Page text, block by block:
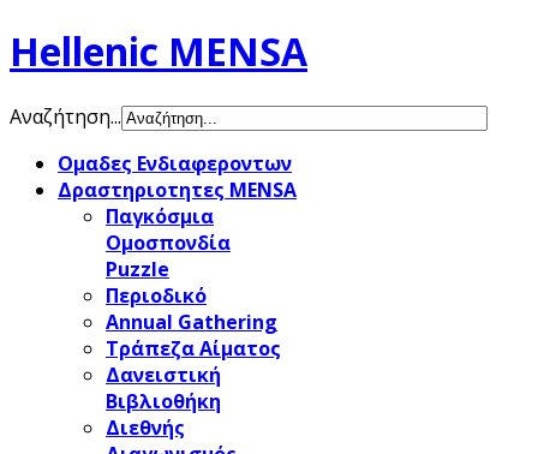
Hellenic MENSA
Αναζήτηση...
Ομαδες Ενδιαφεροντων
Δραστηριοτητες MENSA
Παγκόσμια
Ομοσπονδία
Puzzle
Περιοδικό
Annual Gathering
Τράπεζα Αίματος
Δανειστική
Βιβλιοθήκη
Διεθνής